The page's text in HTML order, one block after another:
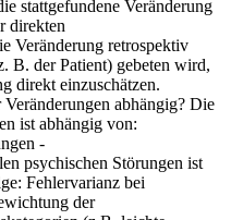
stattgefundene Veränderung
direkten
Veränderung retrospektiv
B. der Patient) gebeten wird,
direkt einzuschätzen.
abhängig? Die
ist abhängig von:
-
psychischen Störungen ist
Fehlervarianz bei
der